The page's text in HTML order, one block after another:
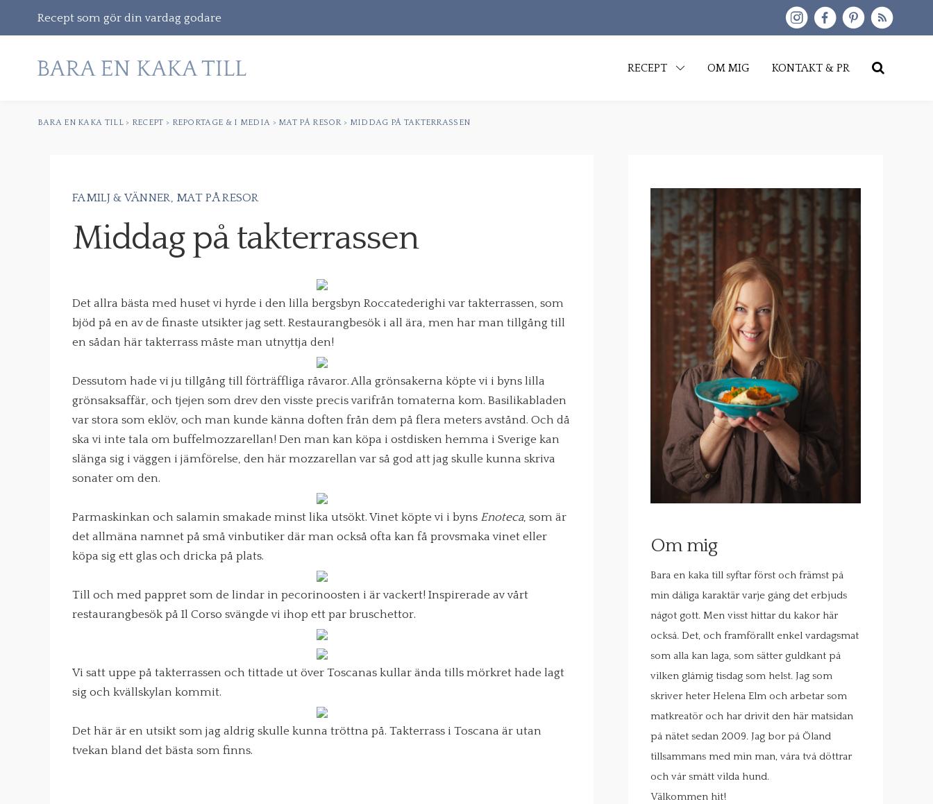
Recept som gör din vardag godare
Skip
RECEPT OM MIG KONTAKT & PR
Gå
Sök
efter:
BARA EN KAKA TILL> RECEPT > REPORTAGE & I MEDIA > MAT PÅ RESOR> MIDDAG PÅ TAKTERRASSEN
FAMILJ & VÄNNER MAT PÅ RESOR
Middag på takterrassen
Det allra bästa med huset vi hyrde i den lilla bergsbyn Roccatederighi var takterrassen, som
bjöd på en av de finaste utsikter jag sett. Restaurangbesök i all ära, men har man tillgång till
en sådan här takterrass måste man utnyttja den!
Dessutom hade vi ju tillgång till förträffliga råvaror. Alla grönsakerna köpte vi i byns lilla
grönsaksaffär, och tjejen som drev den visste precis varifrån tomaterna kom. Basilikabladen
var stora som eklöv, och man kunde känna doften från dem på flera meters avstånd. Och då
ska vi inte tala om buffelmozzarellan! Den man kan köpa i ostdisken hemma i Sverige kan
slänga sig i väggen i jämförelse, den här mozzarellan var så god att jag skulle kunna skriva
sonater om den.
Parmaskinkan och salamin smakade minst lika utsökt. Vinet köpte vi i byns Enoteca, som är
det allmäna namnet på små vinbutiker där man också ofta kan få provsmaka vinet eller
köpa sig ett glas och dricka på plats.
Till och med pappret som de lindar in pecorinoosten i är vackert! Inspirerade av vårt
restaurangbesök på Il Corso svängde vi ihop ett par bruschettor.
Vi satt uppe på takterrassen och tittade ut över Toscanas kullar ända tills mörkret hade lagt
sig och kvällskylan kommit.
Det här är en utsikt som jag aldrig skulle kunna tröttna på. Takterrass i Toscana är utan
tvekan bland det bästa som finns.
Om mig
Bara en kaka till syftar först och främst på
min dåliga karaktär varje gång det erbjuds
något gott. Men visst hittar du kakor här
också. Det, och framförallt enkel vardagsmat
som alla kan laga, som sätter guldkant på
vilken glåmig tisdag som helst. Jag som
skriver heter Helena Elm och arbetar som
matkreatör och har drivit den här matsidan
på nätet sedan 2009. Jag bor på Öland
tillsammans med min man, våra två döttrar
och vår smått vilda hund.
Välkommen hit!